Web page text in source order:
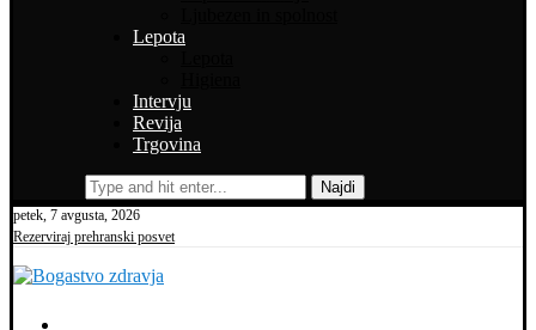
Lepota
Intervju
Revija
Trgovina
Najdi
petek, 7 avgusta, 2026
Rezerviraj prehranski posvet